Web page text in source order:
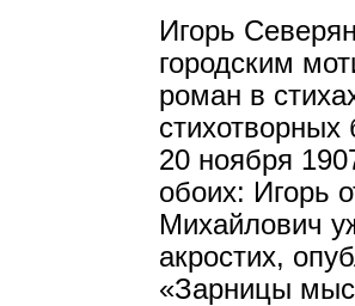
Игорь
городским
роман в
20 ноября
обоих: Игорь
Михайлович
акростих,
«Зарницы